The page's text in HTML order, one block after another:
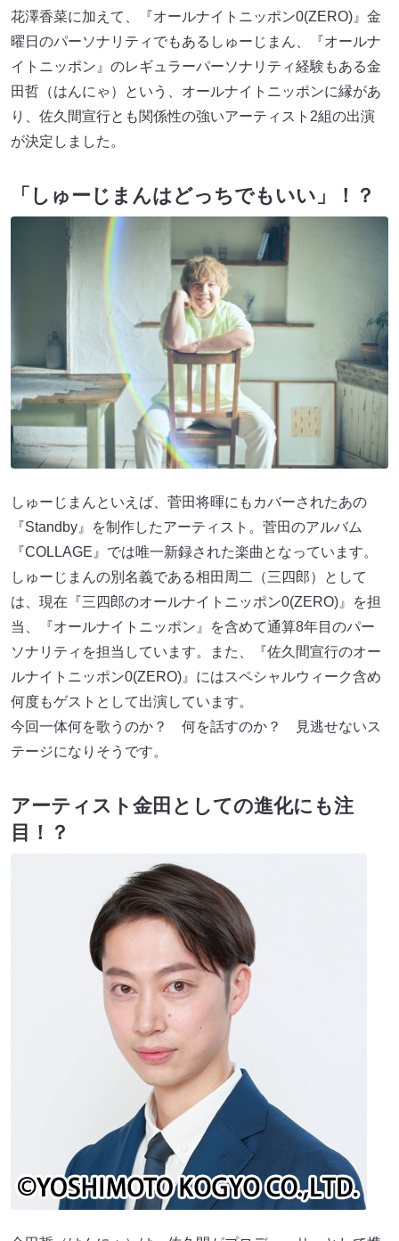
花澤香菜に加えて、『オールナイトニッポン0(ZERO)』金
曜日のパーソナリティでもあるしゅーじまん、『オールナ
イトニッポン』のレギュラーパーソナリティ経験もある金
田哲（はんにゃ）という、オールナイトニッポンに縁があ
り、佐久間宣行とも関係性の強いアーティスト2組の出演
が決定しました。
「しゅーじまんはどっちでもいい」！？
しゅーじまんといえば、菅田将暉にもカバーされたあの
『Standby』を制作したアーティスト。菅田のアルバム
『COLLAGE』では唯一新録された楽曲となっています。
しゅーじまんの別名義である相田周二（三四郎）として
は、現在『三四郎のオールナイトニッポン0(ZERO)』を担
当、『オールナイトニッポン』を含めて通算8年目のパー
ソナリティを担当しています。また、『佐久間宣行のオー
ルナイトニッポン0(ZERO)』にはスペシャルウィーク含め
何度もゲストとして出演しています。
今回一体何を歌うのか？ 何を話すのか？ 見逃せないス
テージになりそうです。
アーティスト金田としての進化にも注
目！？